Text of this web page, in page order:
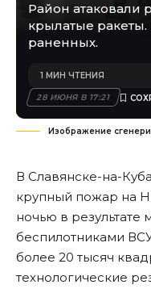
Район атаковали
крылатые
раненных.
28 ИЮНЯ В 17:21
1 МИН ЧТЕНИЯ
Изображение
В Славянске-на-
крупный пожар на
ночью в результате
беспилотниками
более 20 тысяч
технологические